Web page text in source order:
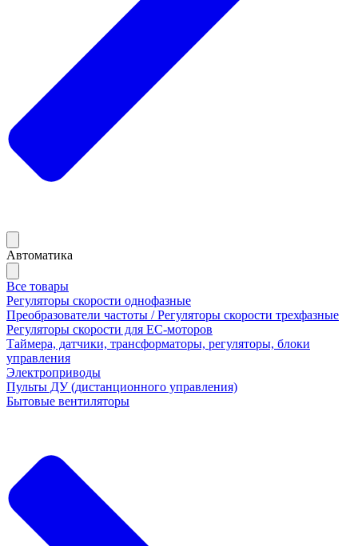
Автоматика
Все товары
Регуляторы скорости однофазные
Преобразователи частоты / Регуляторы скорости трехфазные
Регуляторы скорости для ЕС-моторов
Таймера, датчики, трансформаторы, регуляторы, блоки
управления
Электроприводы
Пульты ДУ (дистанционного управления)
Бытовые вентиляторы